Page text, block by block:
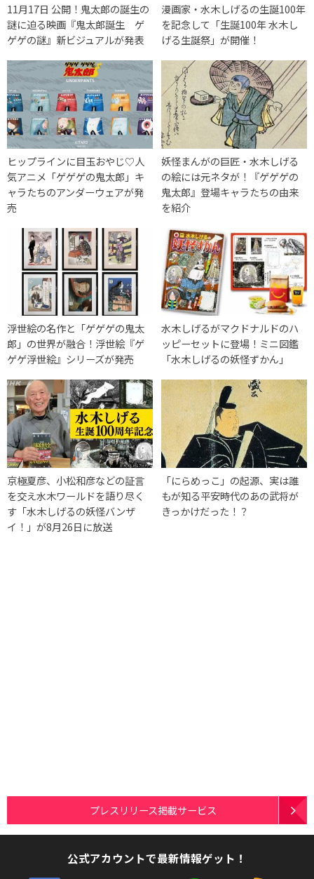
11月17日 公開！鬼太郎の誕生の
謎に迫る映画『鬼太郎誕生 ゲ
ゲゲの謎』新ビジュアルが発表
漫画家・水木しげるの生誕100年
を記念して「生誕100年 水木し
げる生誕祭」が開催！
ヒップラインに目玉おやじ♡人
気アニメ「ゲゲゲの鬼太郎」キ
ャラたちのアンダーウェアが発
売
妖怪まんがの巨匠・水木しげる
の絵には元ネタが！『ゲゲゲの
鬼太郎』登場キャラたちの由来
を紹介
浮世絵の名作と「ゲゲゲの鬼太
郎」の世界が融合！浮世絵『ゲ
ゲゲ浮世絵』シリーズが発売
水木しげるがマクドナルドのハ
ッピーセットに登場！ミニ図鑑
「水木しげるの妖怪ずかん」
京極夏彦、小松和彦などの証言
を交え水木ワールドを語り尽く
す「水木しげるの妖怪バンザ
イ！」が8月26日に放送
「にらめっこ」の起源、実は誰
もが知る平安時代のあの武将が
きっかけだった！？
プレスリリース掲載サービス
公式アカウントで最新情報ゲット！